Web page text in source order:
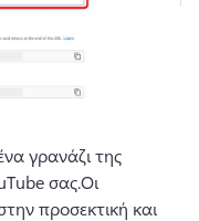
γρανάζι της
σας.Οι
προσεκτική και